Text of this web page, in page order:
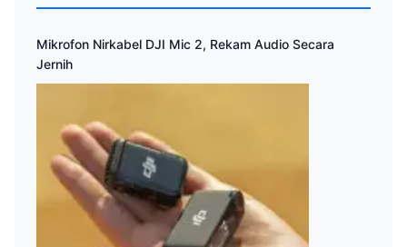
Mikrofon Nirkabel DJI Mic 2, Rekam Audio Secara
Jernih